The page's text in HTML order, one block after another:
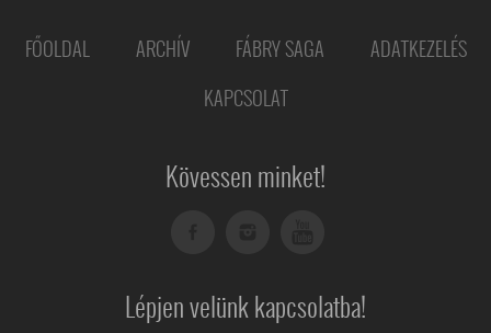
FŐOLDAL ARCHÍV FÁBRY SAGA
ADATKEZELÉS
KAPCSOLAT
Kövessen minket!
Lépjen velünk kapcsolatba!